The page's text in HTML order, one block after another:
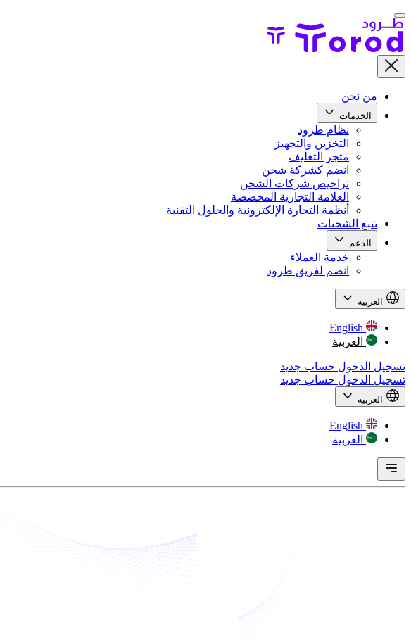
من نحن
الخدمات
نظام طرود
التخزين والتجهيز
متجر التغليف
انضم كشركة شحن
تراخيص شركات الشحن
العلامة التجارية المخصصة
أنظمة التجارة الإلكترونية والحلول التقنية
تتبع الشحنات
الدعم
خدمة العملاء
انضم لفريق طرود
العربية
English
العربية
تسجيل الدخول حساب جديد
تسجيل الدخول حساب جديد
العربية
English
العربية